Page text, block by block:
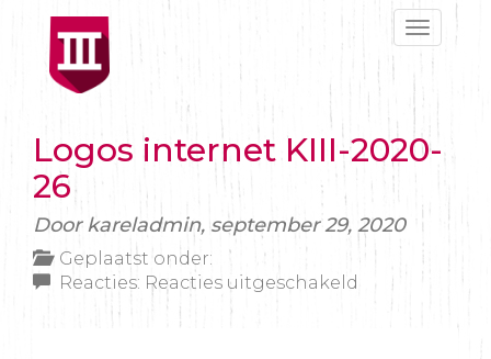
Toggle
Logos internet KIII-2020-
26
Door kareladmin, september 29, 2020
Geplaatst onder:
Reacties: Reacties uitgeschakeld voor